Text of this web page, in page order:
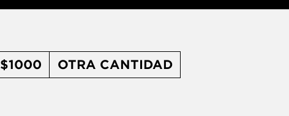
$1000 OTRA CANTIDAD